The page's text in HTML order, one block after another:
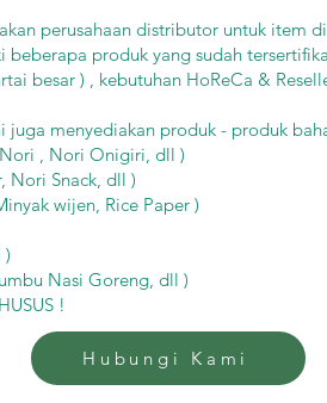
perusahaan distributor untuk item
produk yang sudah
besar ) , kebutuhan HoReCa &
menyediakan produk - produk
, Nori Onigiri, dll )
Nori Snack, dll )
wijen, Rice Paper )
)
Nasi Goreng, dll )
!
Hubungi Kami